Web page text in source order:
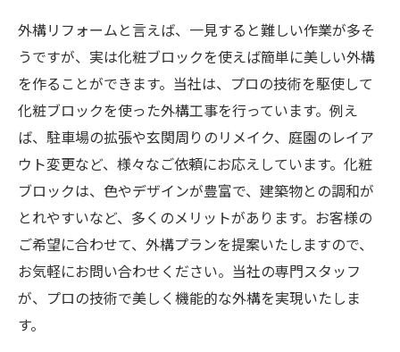
外構リフォームと言えば、一見すると難しい作業が多そ
うですが、実は化粧ブロックを使えば簡単に美しい外構
を作ることができます。当社は、プロの技術を駆使して
化粧ブロックを使った外構工事を行っています。例え
ば、駐車場の拡張や玄関周りのリメイク、庭園のレイア
ウト変更など、様々なご依頼にお応えしています。化粧
ブロックは、色やデザインが豊富で、建築物との調和が
とれやすいなど、多くのメリットがあります。お客様の
ご希望に合わせて、外構プランを提案いたしますので、
お気軽にお問い合わせください。当社の専門スタッフ
が、プロの技術で美しく機能的な外構を実現いたしま
す。